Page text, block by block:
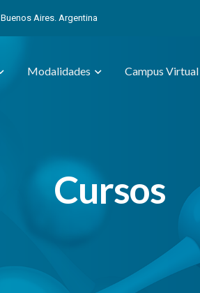
Buenos Aires. Argentina
Modalidades Campus Virtual
Cursos